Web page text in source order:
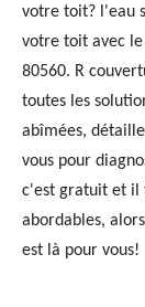
votre toit? l'eau
votre toit avec
80560. R
toutes les
abîmées,
vous pour
c'est gratuit et il
abordables,
est là pour vous!